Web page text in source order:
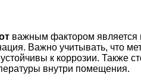
важным фактором является
Важно учитывать, что
к коррозии. Также
внутри помещения.